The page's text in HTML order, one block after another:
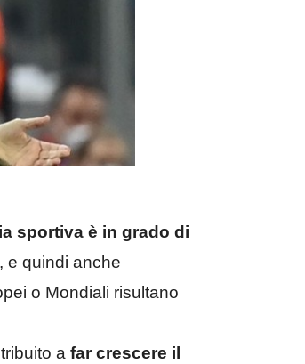
sportiva è in grado di
, e quindi anche
o Mondiali risultano
a far crescere il